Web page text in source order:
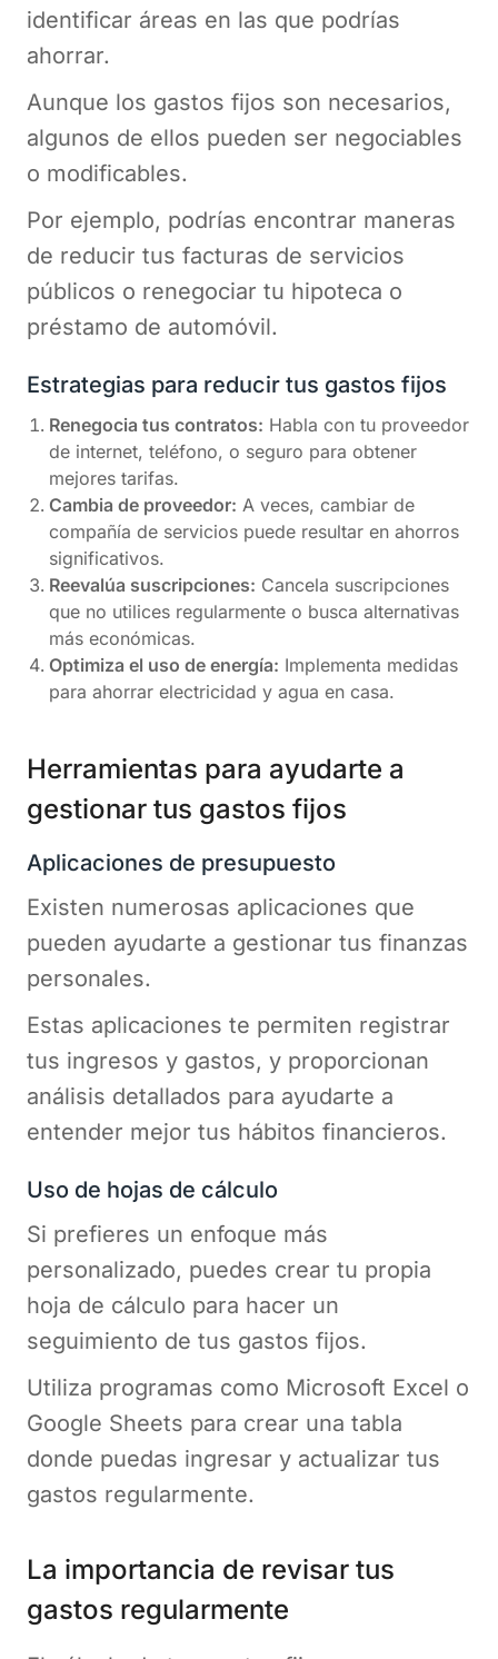
identificar áreas en las que podrías
ahorrar.
Aunque los gastos fijos son necesarios,
algunos de ellos pueden ser negociables
o modificables.
Por ejemplo, podrías encontrar maneras
de reducir tus facturas de servicios
públicos o renegociar tu hipoteca o
préstamo de automóvil.
Estrategias para reducir tus gastos fijos
Renegocia tus contratos: Habla con tu proveedor
de internet, teléfono, o seguro para obtener
mejores tarifas.
Cambia de proveedor: A veces, cambiar de
compañía de servicios puede resultar en ahorros
significativos.
Reevalúa suscripciones: Cancela suscripciones
que no utilices regularmente o busca alternativas
más económicas.
Optimiza el uso de energía: Implementa medidas
para ahorrar electricidad y agua en casa.
Herramientas para ayudarte a
gestionar tus gastos fijos
Aplicaciones de presupuesto
Existen numerosas aplicaciones que
pueden ayudarte a gestionar tus finanzas
personales.
Estas aplicaciones te permiten registrar
tus ingresos y gastos, y proporcionan
análisis detallados para ayudarte a
entender mejor tus hábitos financieros.
Uso de hojas de cálculo
Si prefieres un enfoque más
personalizado, puedes crear tu propia
hoja de cálculo para hacer un
seguimiento de tus gastos fijos.
Utiliza programas como Microsoft Excel o
Google Sheets para crear una tabla
donde puedas ingresar y actualizar tus
gastos regularmente.
La importancia de revisar tus
gastos regularmente